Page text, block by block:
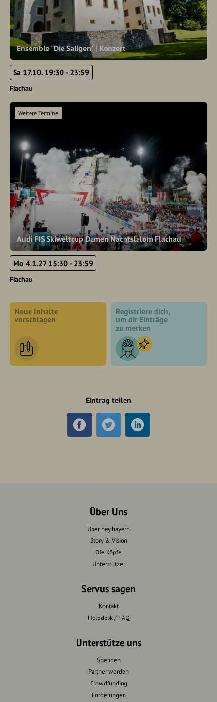
Ensemble "Die Saligen" | Konzert
Sa 17.10. 19:30 - 23:59
Flachau
Audi FIS Skiweltcup Damen Nachtslalom Flachau
Weitere Termine
Mo 4.1.27 15:30 - 23:59
Flachau
Neue Inhalte
vorschlagen
Registriere dich,
um dir Einträge
zu merken
Eintrag teilen
Über Uns
Über hey.bayern
Story & Vision
Die Köpfe
Unterstützer
Servus sagen
Kontakt
Helpdesk / FAQ
Unterstütze uns
Spenden
Partner werden
Crowdfunding
Förderungen